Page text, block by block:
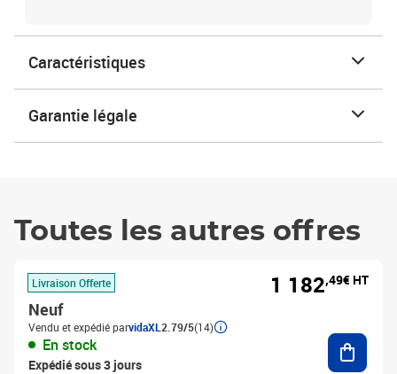
Caractéristiques
Garantie légale
Toutes les autres offres
Livraison Offerte
Neuf
Vendu et expédié parvidaXL 2.79/5(14)
En stock
Expédié sous 3 jours
1 182,49€ HT